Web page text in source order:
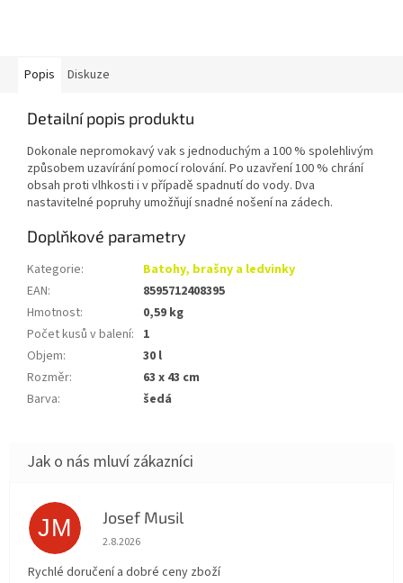
Popis Diskuze
Detailní popis produktu
Dokonale nepromokavý vak s jednoduchým a 100 % spolehlivým
způsobem uzavírání pomocí rolování. Po uzavření 100 % chrání
obsah proti vlhkosti i v případě spadnutí do vody. Dva
nastavitelné popruhy umožňují snadné nošení na zádech.
Doplňkové parametry
Kategorie:
Batohy, brašny a ledvinky
EAN:
8595712408395
Hmotnost:
0,59 kg
Počet kusů v balení: 1
Objem:
30 l
Rozměr:
63 x 43 cm
Barva: šedá
JM Josef Musil
Hodnocení obchodu je 5 z 5 hvězdiček.
2.8.2026
Rychlé doručení a dobré ceny zboží